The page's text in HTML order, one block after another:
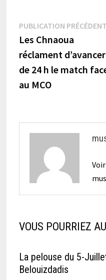
Navigation
de
l’article
PUBLICATION
Les Chnaoua
réclament d’avancer
de 24 h le match
au MCO
VOUS POURRIEZ
La pelouse du 5-
Belouizdadis